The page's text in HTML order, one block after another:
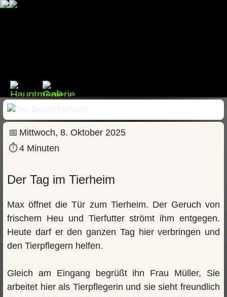
📅 Mittwoch, 8. Oktober 2025
⏱4 Minuten
Der Tag im Tierheim
Max öffnet die Tür zum Tierheim. Der Geruch von
frischem Heu und Tierfutter strömt ihm entgegen.
Heute darf er den ganzen Tag hier verbringen und
den Tierpflegern helfen.
Gleich am Eingang begrüßt ihn Frau Müller, Sie
arbeitet hier als Tierpflegerin und sie sieht freundlich